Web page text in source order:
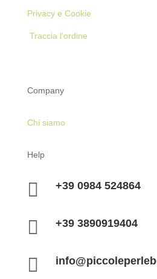
Privacy e Cookie
Traccia l’ordine
Company
Chi siamo
Help
 +39 0984 524864
 +39 3890919404
